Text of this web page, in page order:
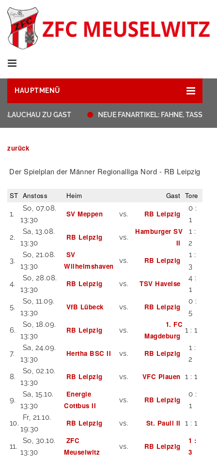
HAUPTMENÜ
ZU GAST NEUE FANARTIKEL: FAHNE, TASSEN,
zurück
Der Spielplan der Männer Regionalliga Nord - RB Leipzig
ST Anstoss Heim Gast Tore
1.
So, 07.08.
13:30
SV Meppen vs. RB Leipzig
0 :
1
2.
Sa, 13.08.
13:30
RB Leipzig vs.
Hamburger SV
II
1 :
2
3.
So, 21.08.
13:30
SV
Wilhelmshaven
vs. RB Leipzig
1 :
3
4.
So, 28.08.
13:30
RB Leipzig vs. TSV Havelse
4 :
1
5.
So, 11.09.
13:30
VfB Lübeck vs. RB Leipzig
0 :
5
6.
So, 18.09.
13:30
RB Leipzig vs.
1. FC
Magdeburg
1 : 1
7.
Sa, 24.09.
13:30
Hertha BSC II vs. RB Leipzig
1 :
2
8.
So, 02.10.
13:30
RB Leipzig vs. VFC Plauen 1 : 1
9.
Sa, 15.10.
13:30
Energie
Cottbus II
vs. RB Leipzig
0 :
1
10.
Fr, 21.10.
19:30
RB Leipzig vs. St. Pauli II 1 : 1
11.
So, 30.10.
13:30
ZFC
Meuselwitz
vs. RB Leipzig
1 :
3